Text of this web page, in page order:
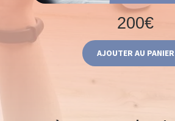
200€
AJOUTER AU PANIER